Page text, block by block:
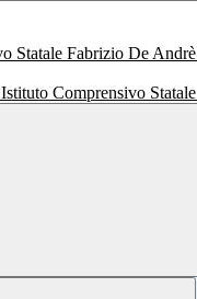
Istituto Comprensivo Statale